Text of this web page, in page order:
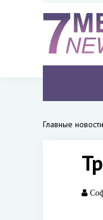
Главные новости